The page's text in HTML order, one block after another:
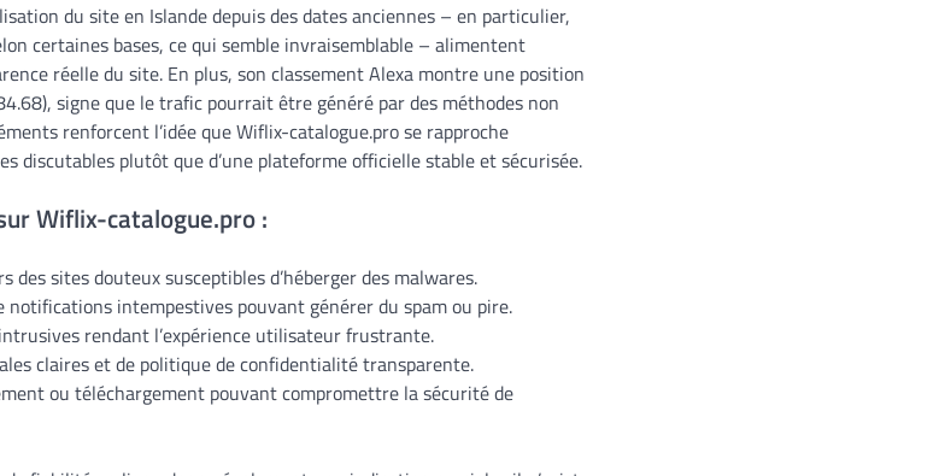
du site en Islande depuis des dates anciennes – en particulier,
certaines bases, ce qui semble invraisemblable – alimentent
réelle du site. En plus, son classement Alexa montre une position
signe que le trafic pourrait être généré par des méthodes non
renforcent l’idée que Wiflix-catalogue.pro se rapproche
discutables plutôt que d’une plateforme officielle stable et sécurisée.
Wiflix-catalogue.pro :
des sites douteux susceptibles d’héberger des malwares.
notifications intempestives pouvant générer du spam ou pire.
rendant l’expérience utilisateur frustrante.
claires et de politique de confidentialité transparente.
ou téléchargement pouvant compromettre la sécurité de